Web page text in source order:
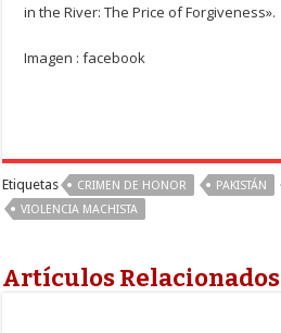
in the River: The Price of Forgiveness».
Imagen : facebook
Etiquetas CRIMEN DE HONOR PAKISTÁN
VIOLENCIA MACHISTA
Artículos Relacionados